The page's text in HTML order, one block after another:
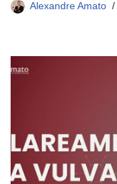
Alexandre Amato